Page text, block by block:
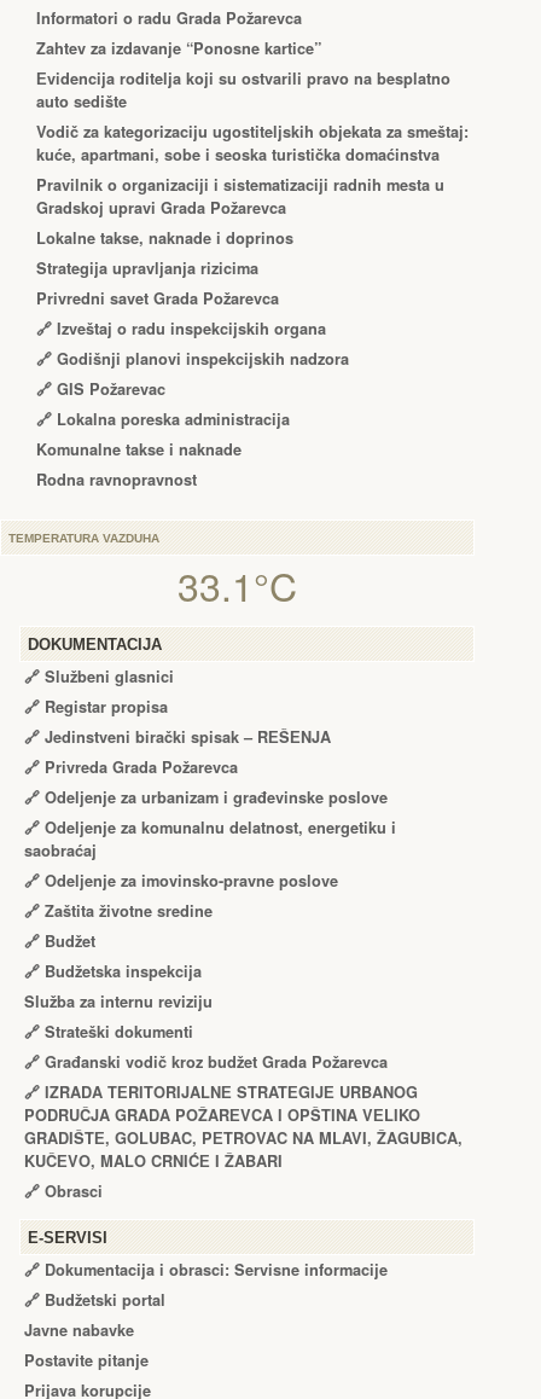
Informatori o radu Grada Požarevca
Zahtev za izdavanje “Ponosne kartice”
Еvidencija roditelja koji su ostvarili pravo na besplatno
auto sedište
Vodič za kategorizaciju ugostiteljskih objekata za smeštaj:
kuće, apartmani, sobe i seoska turistička domaćinstva
Pravilnik o organizaciji i sistematizaciji radnih mesta u
Gradskoj upravi Grada Požarevca
Lokalne takse, naknade i doprinos
Strategija upravljanja rizicima
Privredni savet Grada Požarevca
🔗 Izveštaj o radu inspekcijskih organa
🔗 Godišnji planovi inspekcijskih nadzora
🔗 GIS Požarevac
🔗 Lokalna poreska administracija
Komunalne takse i naknade
Rodna ravnopravnost
TEMPERATURA VAZDUHA
33.1°C
DOKUMENTACIJA
🔗 Službeni glasnici
🔗 Registar propisa
🔗 Jedinstveni birački spisak – RЕŠЕNJA
🔗 Privreda Grada Požarevca
🔗 Odeljenje za urbanizam i građevinske poslove
🔗 Odeljenje za komunalnu delatnost, energetiku i
saobraćaj
🔗 Odeljenje za imovinsko-pravne poslove
🔗 Zaštita životne sredine
🔗 Budžet
🔗 Budžetska inspekcija
Služba za internu reviziju
🔗 Strateški dokumenti
🔗 Građanski vodič kroz budžet Grada Požarevca
🔗 IZRADA TЕRITORIJALNЕ STRATЕGIJЕ URBANOG
PODRUČJA GRADA POŽARЕVCA I OPŠTINA VЕLIKO
GRADIŠTЕ, GOLUBAC, PЕTROVAC NA MLAVI, ŽAGUBICA,
KUČЕVO, MALO CRNIĆЕ I ŽABARI
🔗 Obrasci
Е-SERVISI
🔗 Dokumentacija i obrasci: Servisne informacije
🔗 Budžetski portal
Javne nabavke
Postavite pitanje
Prijava korupcije